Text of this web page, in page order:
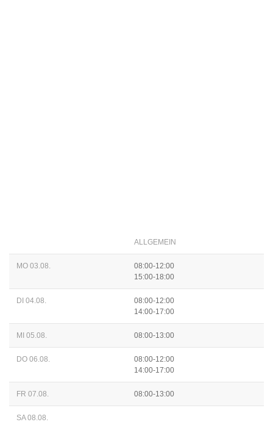
ALLGEMEIN
MO 03.08.
08:00-12:00
15:00-18:00
DI 04.08.
08:00-12:00
14:00-17:00
MI 05.08. 08:00-13:00
DO 06.08.
08:00-12:00
14:00-17:00
FR 07.08. 08:00-13:00
SA 08.08.